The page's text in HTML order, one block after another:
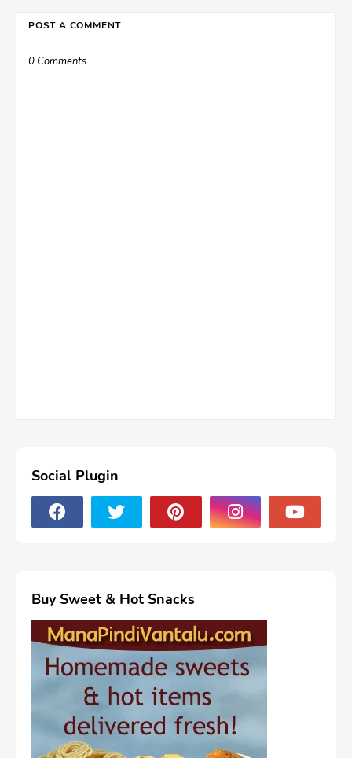
POST A COMMENT
0 Comments
Social Plugin
Buy Sweet & Hot Snacks